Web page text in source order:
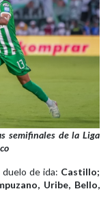
semifinales de la Liga
de ida: Castillo;
Uribe, Bello,